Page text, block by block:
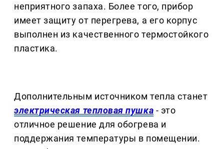
неприятного запаха. Более того, прибор
имеет защиту от перегрева, а его корпус
выполнен из качественного термостойкого
пластика.
Дополнительным источником тепла станет
электрическая тепловая пушка - это
отличное решение для обогрева и
поддержания температуры в помещении.